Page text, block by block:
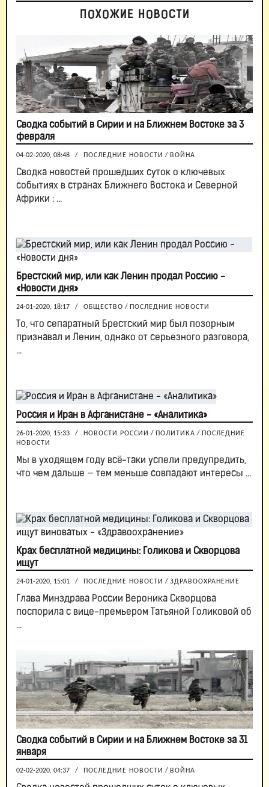
ПОХОЖИЕ НОВОСТИ
Сводка событий в Сирии и на Ближнем Востоке за 3
февраля
04-02-2020, 08:48 / ПОСЛЕДНИЕ НОВОСТИ / ВОЙНА
Сводка новостей прошедших суток о ключевых
событиях в странах Ближнего Востока и Северной
Африки : ...
Брестский мир, или как Ленин продал Россию -
«Новости дня»
24-01-2020, 18:17 / ОБЩЕСТВО / ПОСЛЕДНИЕ НОВОСТИ
То, что сепаратный Брестский мир был позорным
признавал и Ленин, однако от серьезного разговора,
...
Россия и Иран в Афганистане - «Аналитика»
26-01-2020, 15:33 / НОВОСТИ РОССИИ / ПОЛИТИКА /
ПОСЛЕДНИЕ
НОВОСТИ
Мы в уходящем году всё-таки успели предупредить,
что чем дальше — тем меньше совпадают интересы ...
Крах бесплатной медицины: Голикова и Скворцова
ищут
24-01-2020, 15:01 / ПОСЛЕДНИЕ НОВОСТИ / ЗДРАВООХРАНЕНИЕ
Глава Минздрава России Вероника Скворцова
поспорила с вице-премьером Татьяной Голиковой об
...
Сводка событий в Сирии и на Ближнем Востоке за 31
января
02-02-2020, 04:37 / ПОСЛЕДНИЕ НОВОСТИ / ВОЙНА